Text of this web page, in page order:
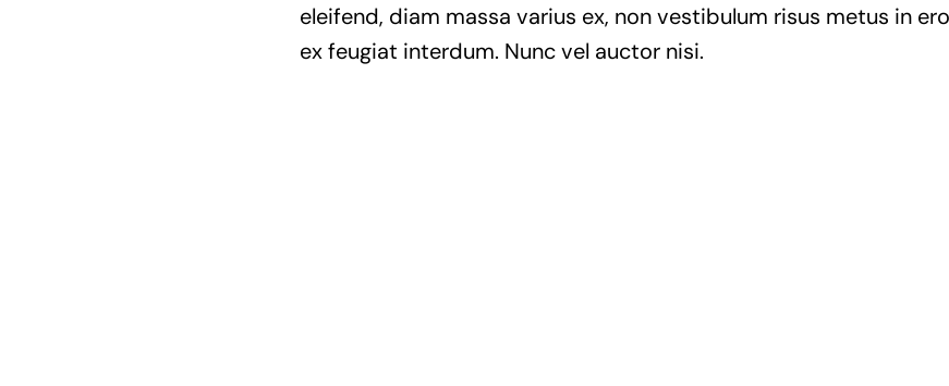
eleifend, diam massa varius ex, non vestibulum risus metus in
ex feugiat interdum. Nunc vel auctor nisi.